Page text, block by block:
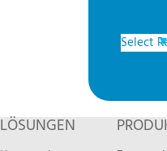
LÖSUNGEN